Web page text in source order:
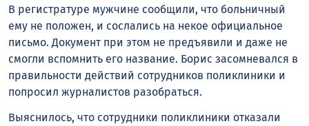
В регистратуре мужчине сообщили, что больничный
ему не положен, и сослались на некое официальное
письмо. Документ при этом не предъявили и даже не
смогли вспомнить его название. Борис засомневался в
правильности действий сотрудников поликлиники и
попросил журналистов разобраться.
Выяснилось, что сотрудники поликлиники отказали